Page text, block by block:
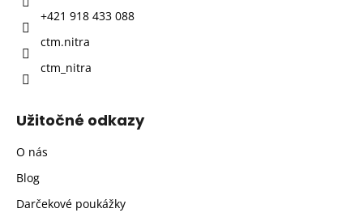
+421 918 433 088
ctm.nitra
ctm_nitra
Užitočné odkazy
O nás
Blog
Darčekové poukážky